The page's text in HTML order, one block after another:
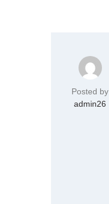
Posted by
admin26